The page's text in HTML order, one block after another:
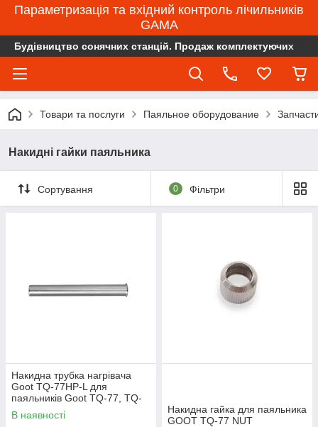
Параметризація та вхідний контроль лічильників
GAMA
Будівництво сонячних станцій. Продаж комплектуючих
Товари та послуги Паяльное оборудование
Накидні гайки паяльника
Сортування 0 Фільтри
Накидна трубка нагрівача
Goot TQ-77HP-L для
паяльників Goot TQ-77, TQ-
95
В наявності
Накидна гайка для паяльника
GOOT TQ-77 NUT